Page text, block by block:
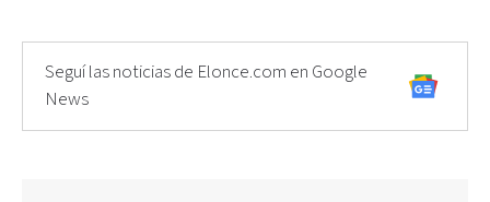
Seguí las noticias de Elonce.com en Google
News